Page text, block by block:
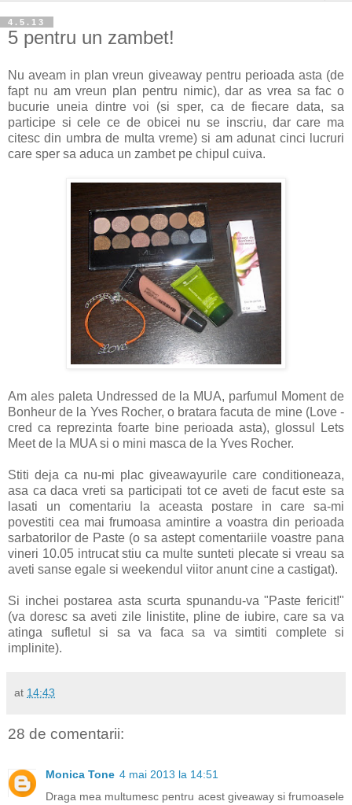
4.5.13
5 pentru un zambet!
Nu aveam in plan vreun giveaway pentru perioada asta (de
fapt nu am vreun plan pentru nimic), dar as vrea sa fac o
bucurie uneia dintre voi (si sper, ca de fiecare data, sa
participe si cele ce de obicei nu se inscriu, dar care ma
citesc din umbra de multa vreme) si am adunat cinci lucruri
care sper sa aduca un zambet pe chipul cuiva.
Am ales paleta Undressed de la MUA, parfumul Moment de
Bonheur de la Yves Rocher, o bratara facuta de mine (Love -
cred ca reprezinta foarte bine perioada asta), glossul Lets
Meet de la MUA si o mini masca de la Yves Rocher.
Stiti deja ca nu-mi plac giveawayurile care conditioneaza,
asa ca daca vreti sa participati tot ce aveti de facut este sa
lasati un comentariu la aceasta postare in care sa-mi
povestiti cea mai frumoasa amintire a voastra din perioada
sarbatorilor de Paste (o sa astept comentariile voastre pana
vineri 10.05 intrucat stiu ca multe sunteti plecate si vreau sa
aveti sanse egale si weekendul viitor anunt cine a castigat).
Si inchei postarea asta scurta spunandu-va "Paste fericit!"
(va doresc sa aveti zile linistite, pline de iubire, care sa va
atinga sufletul si sa va faca sa va simtiti complete si
implinite).
at 14:43
28 de comentarii:
Monica Tone 4 mai 2013 la 14:51
Draga mea multumesc pentru acest giveaway si frumoasele